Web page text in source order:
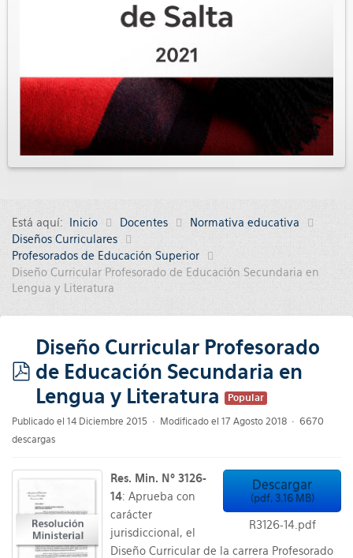
Está aquí: Inicio Docentes
Normativa educativa
Diseños Curriculares
Profesorados de Educación Superior
Diseño Curricular Profesorado de Educación Secundaria en
Lengua y Literatura
pdf
Diseño Curricular Profesorado
de Educación Secundaria en
Lengua y Literatura
Popular
Publicado el 14 Diciembre 2015 Modificado el 17 Agosto 2018
6670
descargas
Descargar
(pdf, 3.16 MB)
R3126-14.pdf
Res. Min. Nº 3126-
14: Aprueba con
carácter
jurisdiccional, el
Diseño Curricular de la carrera Profesorado